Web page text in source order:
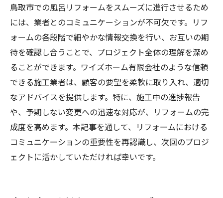
鳥取市での風呂リフォームをスムーズに進行させるため
には、業者とのコミュニケーションが不可欠です。リフ
ォームの各段階で細やかな情報交換を行い、お互いの期
待を確認し合うことで、プロジェクト全体の理解を深め
ることができます。ワイズホーム有限会社のような信頼
できる施工業者は、顧客の要望を柔軟に取り入れ、適切
なアドバイスを提供します。特に、施工中の進捗報告
や、予期しない変更への迅速な対応が、リフォームの完
成度を高めます。本記事を通して、リフォームにおける
コミュニケーションの重要性を再認識し、次回のプロジ
ェクトに活かしていただければ幸いです。